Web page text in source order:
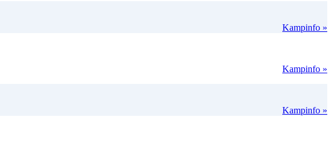
Kampinfo »
Kampinfo »
Kampinfo »